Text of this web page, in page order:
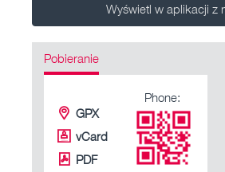
Wyświetl w aplikacji z
Pobieranie
GPX
vCard
PDF
Phone: